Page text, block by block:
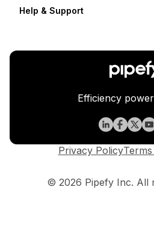
Help & Support
Efficiency
© 2026 Pipefy Inc. All
Privacy PolicyTerms